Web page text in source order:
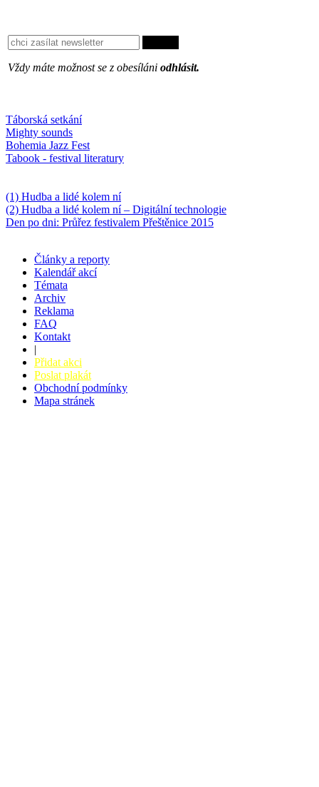
Vždy máte možnost se z obesíláni odhlásit.
Táborská setkání
Mighty sounds
Bohemia Jazz Fest
Tabook - festival literatury
(1) Hudba a lidé kolem ní
(2) Hudba a lidé kolem ní – Digitální technologie
Den po dni: Průřez festivalem Přeštěnice 2015
Články a reporty
Kalendář akcí
Témata
Archiv
Reklama
FAQ
Kontakt
|
Přidat akci
Poslat plakát
Obchodní podmínky
Mapa stránek